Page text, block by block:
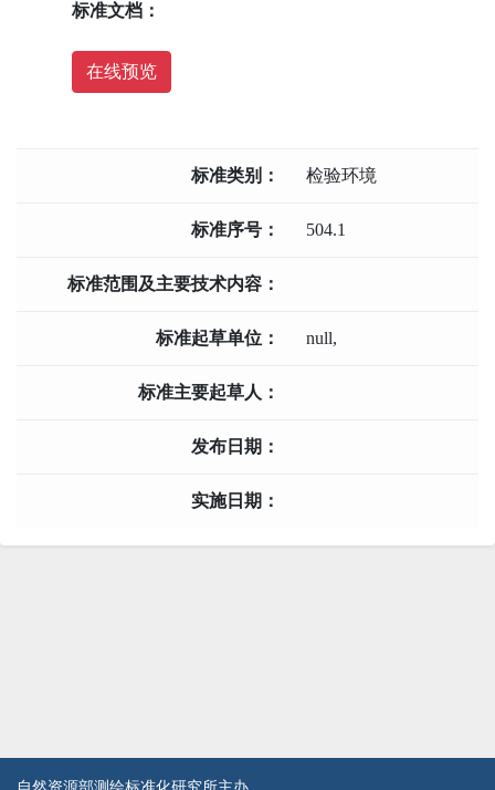
标准文档：
在线预览
标准类别： 检验环境
标准序号： 504.1
标准范围及主要技术内容：
标准起草单位： null,
标准主要起草人：
发布日期：
实施日期：